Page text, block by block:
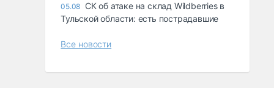
05.08 СК об атаке на склад Wildberries в
Тульской области: есть пострадавшие
Все новости